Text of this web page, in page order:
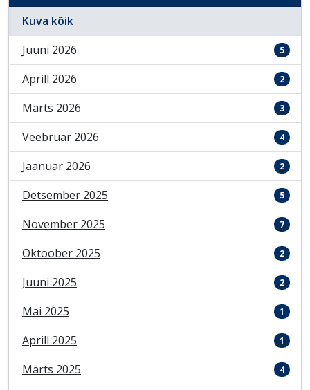
Kuva kõik
Juuni 2026
5
Aprill 2026 2
Märts 2026 3
Veebruar 2026 4
Jaanuar 2026 2
Detsember 2025 5
November 2025 7
Oktoober 2025 2
Juuni 2025 2
Mai 2025 1
Aprill 2025 1
Märts 2025 4